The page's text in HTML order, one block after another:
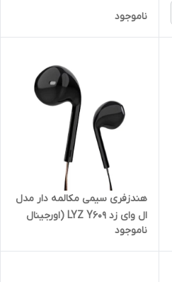
ناموجود
هندزفری سیمی مکالمه دار مدل
ال وای زد LYZ Y609 (اورجینال
پک شیشه ای)
ناموجود